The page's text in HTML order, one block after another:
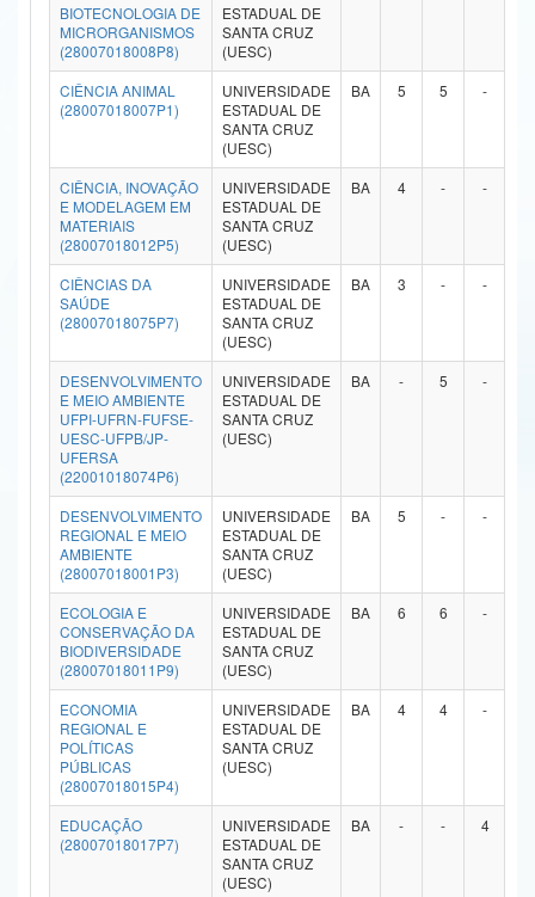
Ministério da Ciência, Tecnologia, Inovações e Comunicações
Ministério do Meio Ambiente
Ministério do Turismo
Ministério do Desenvolvimento Regional
Controladoria-Geral da União
Ministério da Mulher, da Família e dos Direitos Humanos
Secretaria-Geral
Secretaria de Governo
Gabinete de Segurança Institucional
Advocacia-Geral da União
BIOTECNOLOGIA DE
MICRORGANISMOS
(28007018008P8)
ESTADUAL DE
SANTA CRUZ
(UESC)
CIÊNCIA ANIMAL
(28007018007P1)
UNIVERSIDADE
ESTADUAL DE
SANTA CRUZ
(UESC)
BA 5 5 -
CIÊNCIA, INOVAÇÃO
E MODELAGEM EM
MATERIAIS
(28007018012P5)
UNIVERSIDADE
ESTADUAL DE
SANTA CRUZ
(UESC)
BA 4 - -
CIÊNCIAS DA
SAÚDE
(28007018075P7)
UNIVERSIDADE
ESTADUAL DE
SANTA CRUZ
(UESC)
BA 3 - -
DESENVOLVIMENTO
E MEIO AMBIENTE
UFPI-UFRN-FUFSE-
UESC-UFPB/JP-
UFERSA
(22001018074P6)
UNIVERSIDADE
ESTADUAL DE
SANTA CRUZ
(UESC)
BA - 5 -
DESENVOLVIMENTO
REGIONAL E MEIO
AMBIENTE
(28007018001P3)
UNIVERSIDADE
ESTADUAL DE
SANTA CRUZ
(UESC)
BA 5 - -
ECOLOGIA E
CONSERVAÇÃO DA
BIODIVERSIDADE
(28007018011P9)
UNIVERSIDADE
ESTADUAL DE
SANTA CRUZ
(UESC)
BA 6 6 -
ECONOMIA
REGIONAL E
POLÍTICAS
PÚBLICAS
(28007018015P4)
UNIVERSIDADE
ESTADUAL DE
SANTA CRUZ
(UESC)
BA 4 4 -
EDUCAÇÃO
(28007018017P7)
UNIVERSIDADE
ESTADUAL DE
SANTA CRUZ
(UESC)
BA - - 4